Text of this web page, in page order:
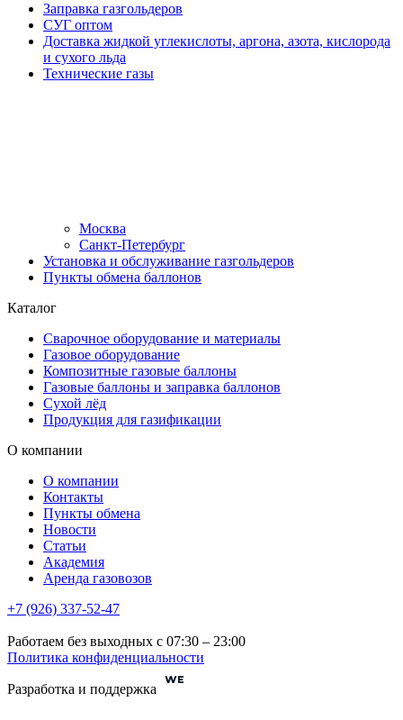
Заправка газгольдеров
СУГ оптом
Доставка жидкой углекислоты, аргона, азота, кислорода
и сухого льда
Технические газы
Москва
Санкт-Петербург
Установка и обслуживание газгольдеров
Пункты обмена баллонов
Каталог
Сварочное оборудование и материалы
Газовое оборудование
Композитные газовые баллоны
Газовые баллоны и заправка баллонов
Сухой лёд
Продукция для газификации
О компании
О компании
Контакты
Пункты обмена
Новости
Статьи
Академия
Аренда газовозов
+7 (926) 337-52-47
Работаем без выходных с 07:30 – 23:00
Политика конфиденциальности
Разработка и поддержка